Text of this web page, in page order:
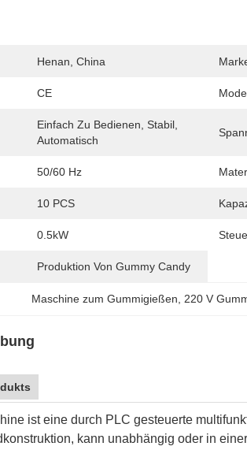
Henan, China
CE
Einfach Zu Bedienen, Stabil,
Automatisch
50/60 Hz
10 PCS
0.5kW
Produktion Von Gummy Candy
Maschine zum Gummigießen 220 V
ist eine durch PLC gesteuerte
kann unabhängig oder in